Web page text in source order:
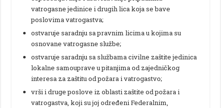
vatrogasne jedinice i drugih lica koja se bave
poslovima vatrogastva;
ostvaruje saradnju sa pravnim licima u kojima su
osnovane vatrogasne službe;
ostvaruje saradnju sa službama civilne zaštite jedinica
lokalne samouprave u pitanjima od zajedničkog
interesa za zaštitu od požara i vatrogastvo;
vrši i druge poslove iz oblasti zaštite od požara i
vatrogastva, koji su joj određeni Federalnim,